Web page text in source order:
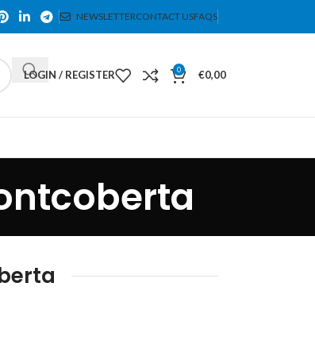
NEWSLETTERCONTACT USFAQS
LOGIN / REGISTER 0 €0,00